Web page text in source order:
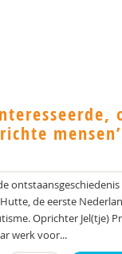
Onnes
mensen’
ontstaansgeschiedenis
de eerste
Oprichter Jel(tje)
werk voor...